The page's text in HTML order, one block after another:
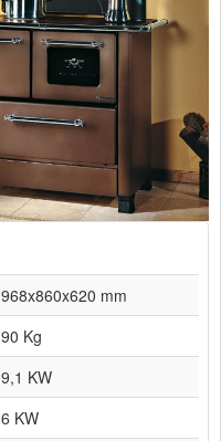
968x860x620 mm
90 Kg
9,1 KW
6 KW